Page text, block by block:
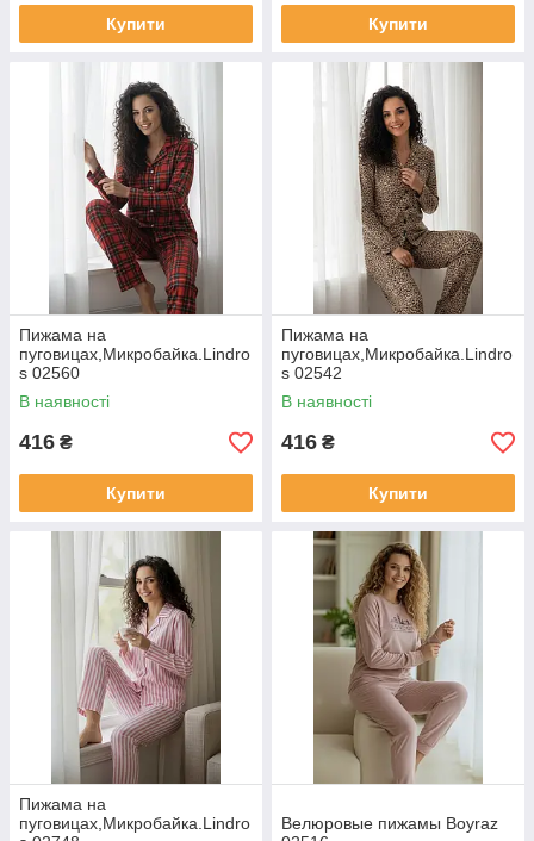
Купити Купити
Пижама на
пуговицах,Микробайка.Lindro
s 02560
В наявності
416 ₴
Купити
Пижама на
пуговицах,Микробайка.Lindro
s 02542
В наявності
416 ₴
Купити
Пижама на
пуговицах,Микробайка.Lindro
Велюровые пижамы Boyraz